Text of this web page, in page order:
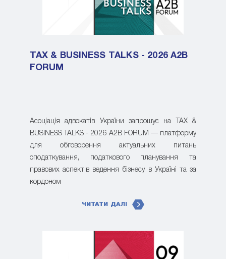
TAX & BUSINESS TALKS - 2026 A2B
FORUM
Асоціація адвокатів України запрошує на TAX &
BUSINESS TALKS - 2026 A2B FORUM — платформу
для обговорення актуальних питань
оподаткування, податкового планування та
правових аспектів ведення бізнесу в Україні та за
кордоном
ЧИТАТИ ДАЛІ